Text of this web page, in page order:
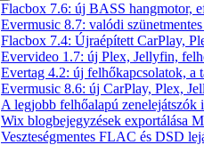
Flacbox 7.6: új BASS hangmotor,
Evermusic 8.7: valódi
Flacbox 7.4: Újraépített CarPlay,
Evervideo 1.7: új Plex, Jellyfin,
Evertag 4.2: új felhőkapcsolatok, a
Evermusic 8.6: új CarPlay, Plex,
A legjobb felhőalapú zenelejátszók
Wix blogbejegyzések exportálása
Veszteségmentes FLAC és DSD